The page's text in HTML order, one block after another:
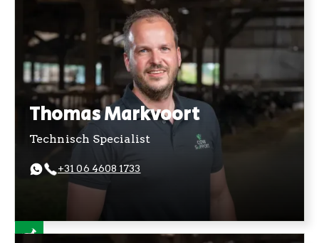
Thomas Markvoort
Technisch Specialist
+31 06 4608 1733